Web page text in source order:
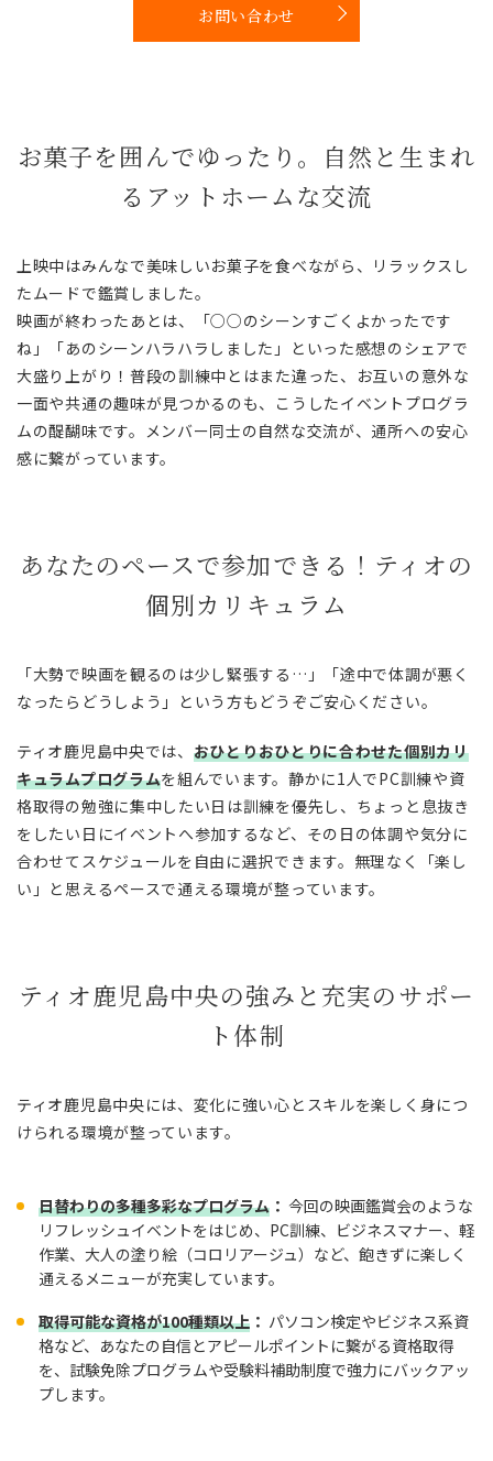
お問い合わせ
お菓子を囲んでゆったり。自然と生まれ
るアットホームな交流
上映中はみんなで美味しいお菓子を食べながら、リラックスし
たムードで鑑賞しました。
映画が終わったあとは、「○○のシーンすごくよかったです
ね」「あのシーンハラハラしました」といった感想のシェアで
大盛り上がり！普段の訓練中とはまた違った、お互いの意外な
一面や共通の趣味が見つかるのも、こうしたイベントプログラ
ムの醍醐味です。メンバー同士の自然な交流が、通所への安心
感に繋がっています。
あなたのペースで参加できる！ティオの
個別カリキュラム
「大勢で映画を観るのは少し緊張する…」「途中で体調が悪く
なったらどうしよう」という方もどうぞご安心ください。
ティオ鹿児島中央では、 おひとりおひとりに合わせた個別カリ
キュラムプログラムを組んでいます。静かに1人でPC訓練や資
格取得の勉強に集中したい日は訓練を優先し、ちょっと息抜き
をしたい日にイベントへ参加するなど、その日の体調や気分に
合わせてスケジュールを自由に選択できます。無理なく「楽し
い」と思えるペースで通える環境が整っています。
ティオ鹿児島中央の強みと充実のサポー
ト体制
ティオ鹿児島中央には、変化に強い心とスキルを楽しく身につ
けられる環境が整っています。
日替わりの多種多彩なプログラム ： 今回の映画鑑賞会のような
リフレッシュイベントをはじめ、PC訓練、ビジネスマナー、軽
作業、大人の塗り絵（コロリアージュ）など、飽きずに楽しく
通えるメニューが充実しています。
取得可能な資格が100種類以上 ： パソコン検定やビジネス系資
格など、あなたの自信とアピールポイントに繋がる資格取得
を、試験免除プログラムや受験料補助制度で強力にバックアッ
プします。